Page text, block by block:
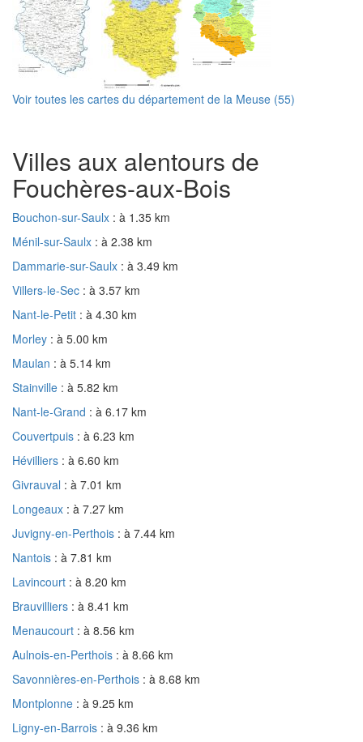
Voir toutes les cartes du département de la Meuse (55)
Villes aux alentours de
Fouchères-aux-Bois
Bouchon-sur-Saulx : à 1.35 km
Ménil-sur-Saulx : à 2.38 km
Dammarie-sur-Saulx : à 3.49 km
Villers-le-Sec : à 3.57 km
Nant-le-Petit : à 4.30 km
Morley : à 5.00 km
Maulan : à 5.14 km
Stainville : à 5.82 km
Nant-le-Grand : à 6.17 km
Couvertpuis : à 6.23 km
Hévilliers : à 6.60 km
Givrauval : à 7.01 km
Longeaux : à 7.27 km
Juvigny-en-Perthois : à 7.44 km
Nantois : à 7.81 km
Lavincourt : à 8.20 km
Brauvilliers : à 8.41 km
Menaucourt : à 8.56 km
Aulnois-en-Perthois : à 8.66 km
Savonnières-en-Perthois : à 8.68 km
Montplonne : à 9.25 km
Ligny-en-Barrois : à 9.36 km